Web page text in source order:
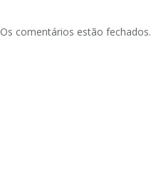
Os comentários estão fechados.